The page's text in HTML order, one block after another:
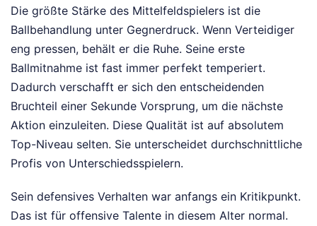
Die größte Stärke des Mittelfeldspielers ist die
Ballbehandlung unter Gegnerdruck. Wenn Verteidiger
eng pressen, behält er die Ruhe. Seine erste
Ballmitnahme ist fast immer perfekt temperiert.
Dadurch verschafft er sich den entscheidenden
Bruchteil einer Sekunde Vorsprung, um die nächste
Aktion einzuleiten. Diese Qualität ist auf absolutem
Top-Niveau selten. Sie unterscheidet durchschnittliche
Profis von Unterschiedsspielern.
Sein defensives Verhalten war anfangs ein Kritikpunkt.
Das ist für offensive Talente in diesem Alter normal.